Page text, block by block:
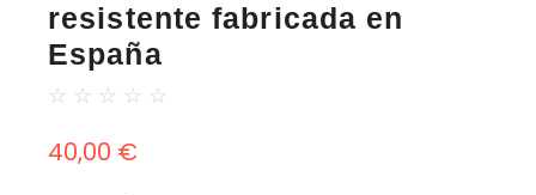
resistente fabricada en
España
☆ ☆ ☆ ☆ ☆
40,00 €